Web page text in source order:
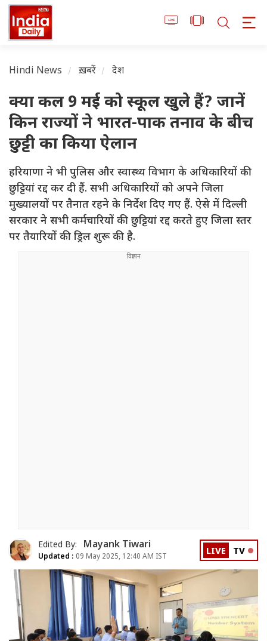
Hindi News ख़बरें देश
क्या कल 9 मई को स्कूल खुले हैं? जानें
किन राज्यों ने भारत-पाक तनाव के बीच
छुट्टी का किया ऐलान
हरियाणा ने भी पुलिस और स्वास्थ्य विभाग के अधिकारियों की
छुट्टियां रद्द कर दी हैं. सभी अधिकारियों को अपने जिला
मुख्यालयों पर तैनात रहने के निर्देश दिए गए हैं. ऐसे में दिल्ली
सरकार ने सभी कर्मचारियों की छुट्टियां रद्द करते हुए जिला स्तर
पर तैयारियों की ड्रिल शुरू की है.
Edited By: Mayank Tiwari
Updated : 09 May 2025, 12:40 AM IST LIVE TV